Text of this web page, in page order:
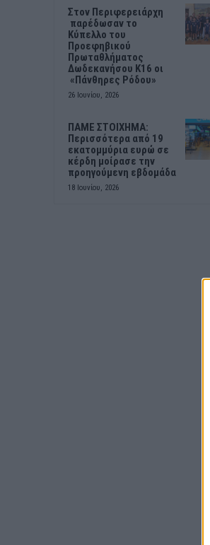
Στον Περιφερειάρχη
παρέδωσαν το
Κύπελλο του
Προεφηβικού
Πρωταθλήματος
Δωδεκανήσου Κ16 οι
«Πάνθηρες Ρόδου»
26 Ιουνίου, 2026
ΠΑΜΕ ΣΤΟΙΧΗΜΑ:
Περισσότερα από 19
εκατομμύρια ευρώ σε
κέρδη μοίρασε την
προηγούμενη εβδομάδα
18 Ιουνίου, 2026